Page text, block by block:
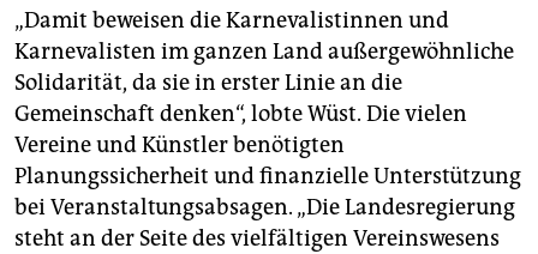
„Damit beweisen die Karnevalistinnen und
Karnevalisten im ganzen Land außergewöhnliche
Solidarität, da sie in erster Linie an die
Gemeinschaft denken“, lobte Wüst. Die vielen
Vereine und Künstler benötigten
Planungssicherheit und finanzielle Unterstützung
bei Veranstaltungsabsagen. „Die Landesregierung
steht an der Seite des vielfältigen Vereinswesens